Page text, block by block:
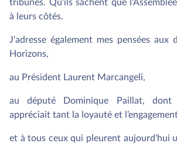
tribunes. Qu'ils sachent que
à leurs côtés.
J'adresse également mes pensées aux
Horizons,
au Président Laurent Marcangeli,
au député Dominique Paillat, dont
appréciait tant la loyauté et
et à tous ceux qui pleurent aujourd'hui